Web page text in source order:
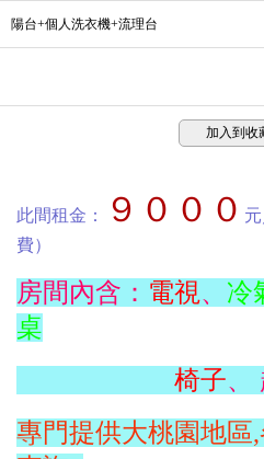
陽台+個人洗衣機+流理台
加入到收
此間租金： ９０００
費）
房間內含： 電視、 冷
桌
椅子、
專門提供大桃園地區